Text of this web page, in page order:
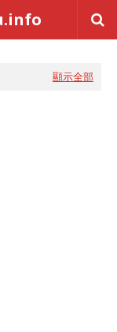
顯示全部